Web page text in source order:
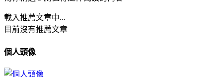
載入推薦文章中...
目前沒有推薦文章
個人頭像